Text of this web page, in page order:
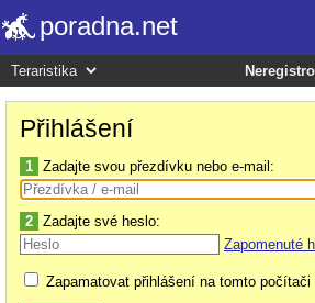
poradna.net
Přihlášení
1 Zadajte svou přezdívku nebo e-mail:
2 Zadajte své heslo:
Zapomenuté
Zapamatovat přihlášení na tomto počítači